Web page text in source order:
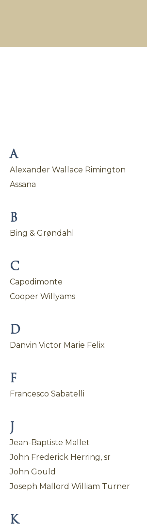
A
Alexander Wallace Rimington
Assana
B
Bing & Grøndahl
C
Capodimonte
Cooper Willyams
D
Danvin Victor Marie Felix
F
Francesco Sabatelli
J
Jean-Baptiste Mallet
John Frederick Herring, sr
John Gould
Joseph Mallord William Turner
K